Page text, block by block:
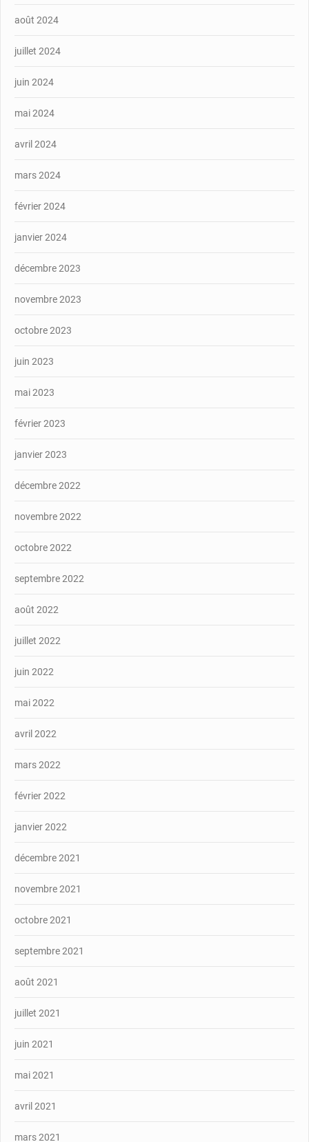
août 2024
juillet 2024
juin 2024
mai 2024
avril 2024
mars 2024
février 2024
janvier 2024
décembre 2023
novembre 2023
octobre 2023
juin 2023
mai 2023
février 2023
janvier 2023
décembre 2022
novembre 2022
octobre 2022
septembre 2022
août 2022
juillet 2022
juin 2022
mai 2022
avril 2022
mars 2022
février 2022
janvier 2022
décembre 2021
novembre 2021
octobre 2021
septembre 2021
août 2021
juillet 2021
juin 2021
mai 2021
avril 2021
mars 2021